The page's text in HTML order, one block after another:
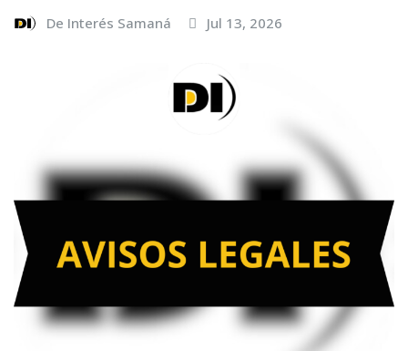
De Interés Samaná Jul 13, 2026